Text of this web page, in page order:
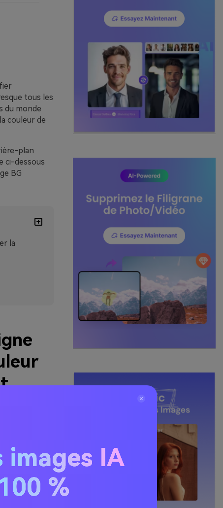
tous les
du monde
couleur de
plan
ci-dessous
BG
la
voici nos 5
en ligne ou
images IA
%